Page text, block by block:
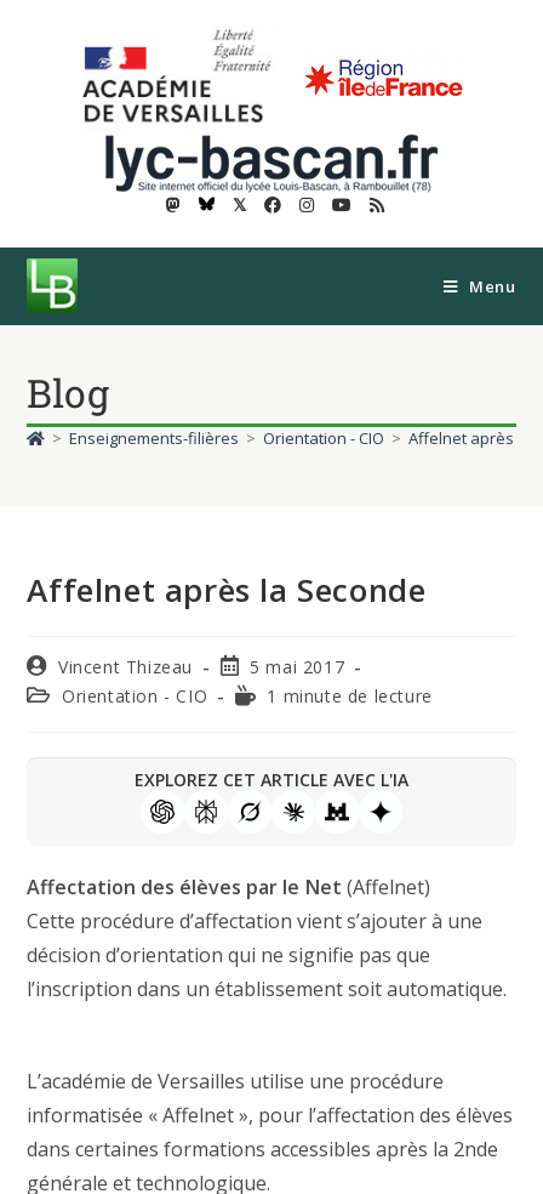
𝕏
Menu
Blog
> Enseignements-filières > Orientation - CIO > Affelnet après la
Affelnet après la Seconde
Vincent Thizeau
5 mai 2017
Orientation - CIO
1 minute de lecture
EXPLOREZ CET ARTICLE AVEC L'IA
Affectation des élèves par le Net (Affelnet)
Cette procédure d’affectation vient s’ajouter à une
décision d’orientation qui ne signifie pas que
l’inscription dans un établissement soit automatique.
L’académie de Versailles utilise une procédure
informatisée « Affelnet », pour l’affectation des élèves
dans certaines formations accessibles après la 2nde
générale et technologique.